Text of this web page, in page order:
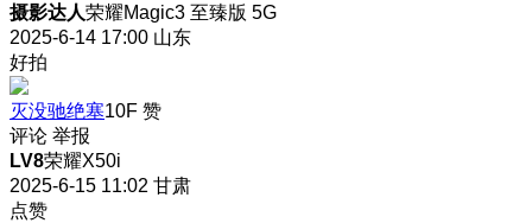
摄影达人荣耀Magic3 至臻版 5G
2025-6-14 17:00 山东
好拍
灭没驰绝塞10F 赞
评论 举报
LV8荣耀X50i
2025-6-15 11:02 甘肃
点赞